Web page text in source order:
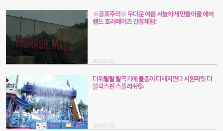
※공포주의※ 무더운 여름 서늘하게 만들어줄 에버
랜드 호러메이즈 간접체험!
2019.07.31
더위탈탈 탈곡기에 물총이 더해지면!? 시원짜릿 더
블락스핀 스플래쉬💦
2019.07.06